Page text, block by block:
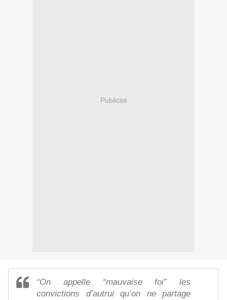
Publicité
“On appelle “mauvaise foi” les
convictions d’autrui qu’on ne partage